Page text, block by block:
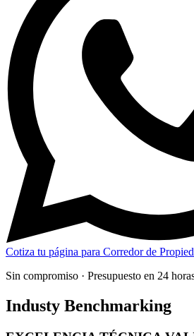
Cotiza tu página para Corredor de
Sin compromiso · Presupuesto en 24
Industy Benchmarking